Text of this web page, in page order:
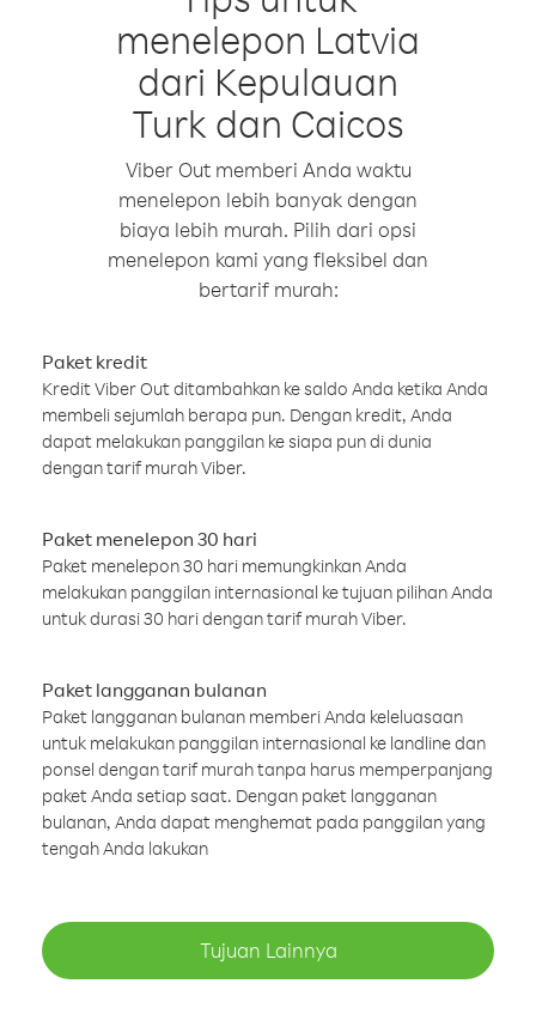
menelepon Latvia
dari Kepulauan
Turk dan Caicos
Viber Out memberi Anda waktu
menelepon lebih banyak dengan
biaya lebih murah. Pilih dari opsi
menelepon kami yang fleksibel dan
bertarif murah:
Paket kredit
Kredit Viber Out ditambahkan ke saldo Anda ketika Anda
membeli sejumlah berapa pun. Dengan kredit, Anda
dapat melakukan panggilan ke siapa pun di dunia
dengan tarif murah Viber.
Paket menelepon 30 hari
Paket menelepon 30 hari memungkinkan Anda
melakukan panggilan internasional ke tujuan pilihan Anda
untuk durasi 30 hari dengan tarif murah Viber.
Paket langganan bulanan
Paket langganan bulanan memberi Anda keleluasaan
untuk melakukan panggilan internasional ke landline dan
ponsel dengan tarif murah tanpa harus memperpanjang
paket Anda setiap saat. Dengan paket langganan
bulanan, Anda dapat menghemat pada panggilan yang
tengah Anda lakukan
Tujuan Lainnya